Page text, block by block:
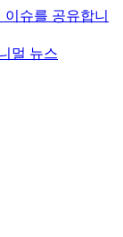
슈를 공유합니
멀 뉴스